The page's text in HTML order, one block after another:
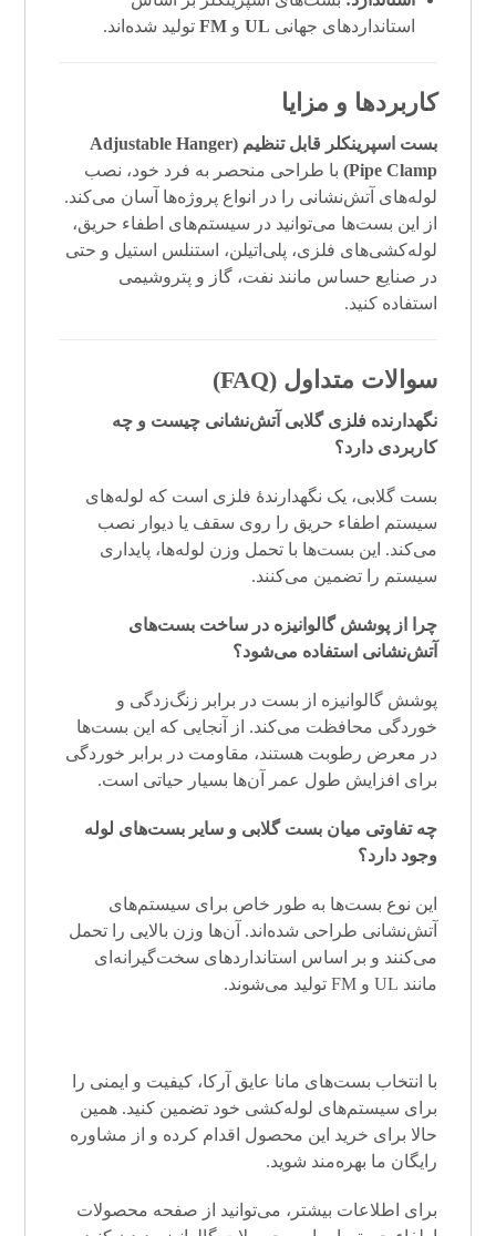
استانداردهای جهانی UL وFM تولید شده‌اند.
کاربردها و مزایا
بست اسپرینکلر قابل تنظیم (Adjustable Hanger
Pipe Clamp) با طراحی منحصر به فرد خود، نصب
لوله‌های آتش‌نشانی را در انواع پروژه‌ها آسان می‌کند.
از این بست‌ها می‌توانید در سیستم‌های اطفاء حریق،
لوله‌کشی‌های فلزی، پلی‌اتیلن، استنلس استیل و حتی
در صنایع حساس مانند نفت، گاز و پتروشیمی
استفاده کنید.
سوالات متداول (FAQ)
نگهدارنده فلزی گلابی آتش‌نشانی چیست و چه
کاربردی دارد؟
بست گلابی، یک نگهدارندهٔ فلزی است که لوله‌های
سیستم اطفاء حریق را روی سقف یا دیوار نصب
می‌کند. این بست‌ها با تحمل وزن لوله‌ها، پایداری
سیستم را تضمین می‌کنند.
چرا از پوشش گالوانیزه در ساخت بست‌های
آتش‌نشانی استفاده می‌شود؟
پوشش گالوانیزه از بست در برابر زنگ‌زدگی و
خوردگی محافظت می‌کند. از آنجایی که این بست‌ها
در معرض رطوبت هستند، مقاومت در برابر خوردگی
برای افزایش طول عمر آن‌ها بسیار حیاتی است.
چه تفاوتی میان بست گلابی و سایر بست‌های لوله
وجود دارد؟
این نوع بست‌ها به طور خاص برای سیستم‌های
آتش‌نشانی طراحی شده‌اند. آن‌ها وزن بالایی را تحمل
می‌کنند و بر اساس استانداردهای سخت‌گیرانه‌ای
مانند UL و FM تولید می‌شوند.
با انتخاب بست‌های مانا عایق آرکا، کیفیت و ایمنی را
برای سیستم‌های لوله‌کشی خود تضمین کنید. همین
حالا برای خرید این محصول اقدام کرده و از مشاوره
رایگان ما بهره‌مند شوید.
برای اطلاعات بیشتر، می‌توانید از صفحه محصولات